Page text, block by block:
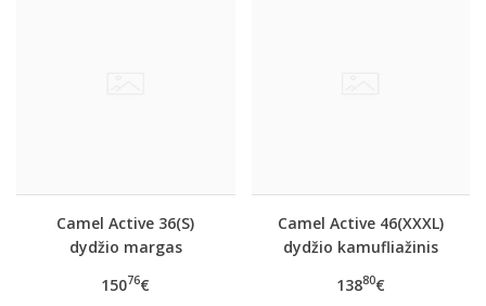
Camel Active 36(S)
dydžio margas
paltas 310320 2501
15076€
Camel Active 46(XXXL)
dydžio kamufliažinis
310780
13880€